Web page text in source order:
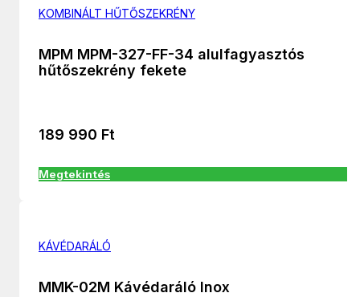
KOMBINÁLT HŰTŐSZEKRÉNY
MPM MPM-327-FF-34 alulfagyasztós
hűtőszekrény fekete
189 990 Ft
Megtekintés
KÁVÉDARÁLÓ
MMK-02M Kávédaráló Inox